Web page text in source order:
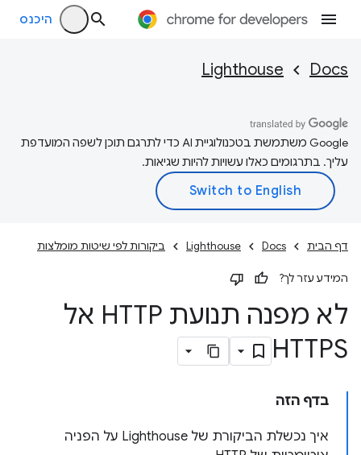
היכנס
Docs
Lighthouse
‫Google משתמשת בטכנולוגיית AI כדי לתרגם תוכן לשפה המועדפת
עליך. בתרגומים כאלו עשויות להיות שגיאות.
דף הבית Docs
Lighthouse ביקורות לפי שיטות מומלצות
המידע עזר לך?
לא מפנה תנועת HTTP אל
HTTPS
בדף הזה
איך נכשלת הביקורת של Lighthouse על הפניה